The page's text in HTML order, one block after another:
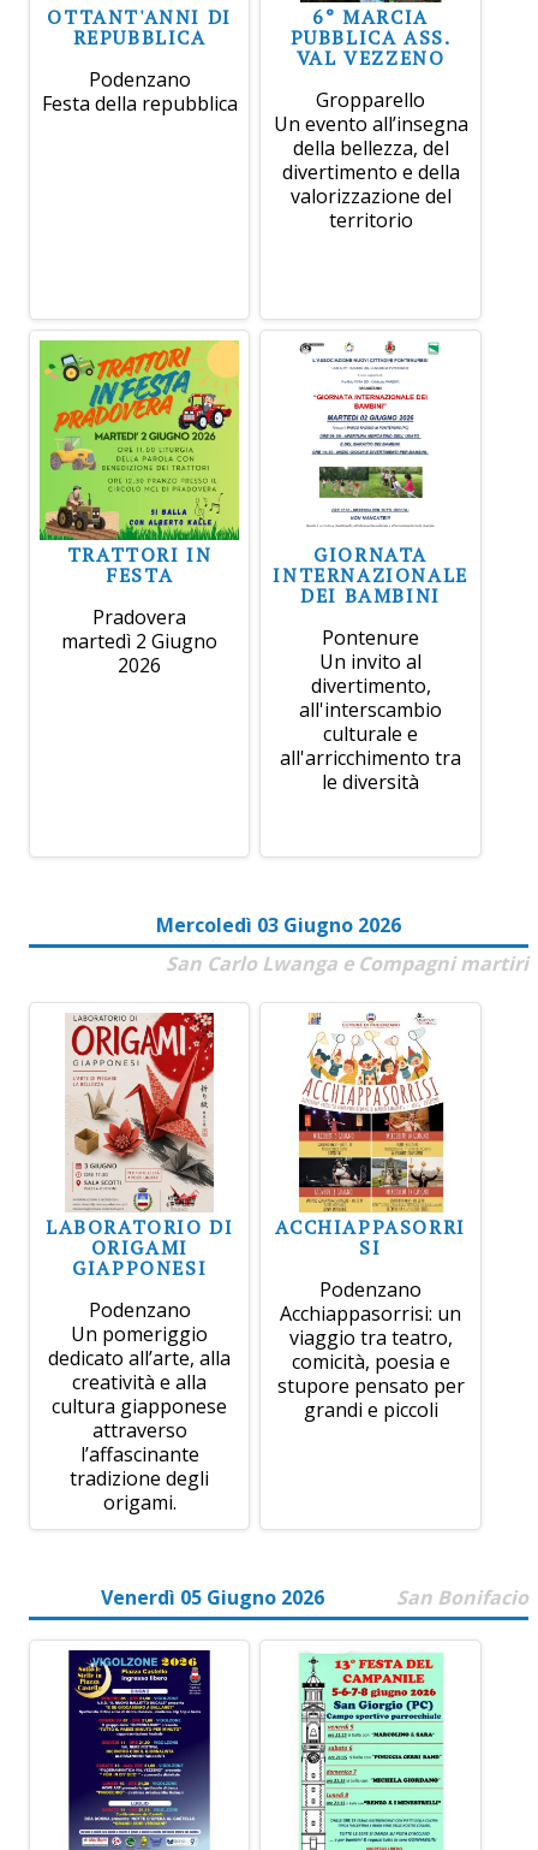
OTTANT'ANNI DI
REPUBBLICA
Podenzano
Festa della repubblica
6° MARCIA
PUBBLICA ASS.
VAL VEZZENO
Gropparello
Un evento all’insegna
della bellezza, del
divertimento e della
valorizzazione del
territorio
TRATTORI IN
FESTA
Pradovera
martedì 2 Giugno
2026
GIORNATA
INTERNAZIONALE
DEI BAMBINI
Pontenure
Un invito al
divertimento,
all'interscambio
culturale e
all'arricchimento tra
le diversità
Mercoledì 03 Giugno 2026
San Carlo Lwanga e Compagni martiri
LABORATORIO DI
ORIGAMI
GIAPPONESI
Podenzano
Un pomeriggio
dedicato all’arte, alla
creatività e alla
cultura giapponese
attraverso
l’affascinante
tradizione degli
origami.
ACCHIAPPASORRI
SI
Podenzano
Acchiappasorrisi: un
viaggio tra teatro,
comicità, poesia e
stupore pensato per
grandi e piccoli
Venerdì 05 Giugno 2026 San Bonifacio